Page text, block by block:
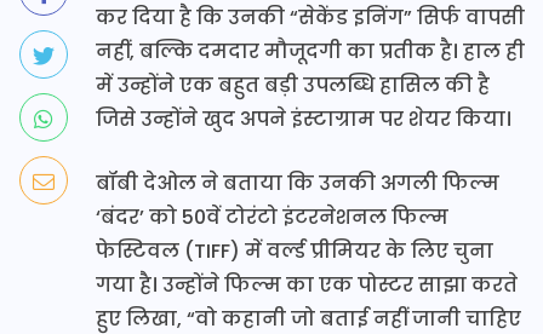
कर दिया है कि उनकी “सेकेंड इनिंग” सिर्फ वापसी
नहीं, बल्कि दमदार मौजूदगी का प्रतीक है। हाल ही
में उन्होंने एक बहुत बड़ी उपलब्धि हासिल की है
जिसे उन्होंने खुद अपने इंस्टाग्राम पर शेयर किया।
बॉबी देओल ने बताया कि उनकी अगली फिल्म
‘बंदर’ को 50वें टोरंटो इंटरनेशनल फिल्म
फेस्टिवल (TIFF) में वर्ल्ड प्रीमियर के लिए चुना
गया है। उन्होंने फिल्म का एक पोस्टर साझा करते
हुए लिखा, “वो कहानी जो बताई नहीं जानी चाहिए